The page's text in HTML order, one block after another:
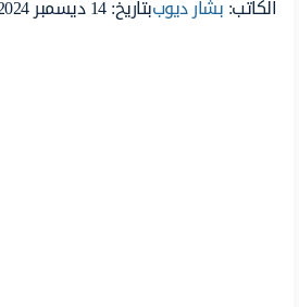
الكاتب:بشار ديوببتاريخ: 14 ديسمبر 2024 , 07:24